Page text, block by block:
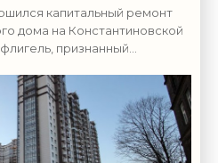
«Свежие новости
капитальный ремонт
дома на Константиновской
признанный